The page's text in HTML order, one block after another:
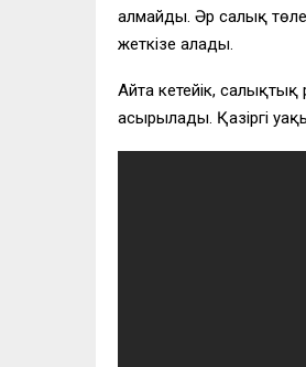
алмайды. Әр салық
жеткізе алады.
Айта кетейік,
асырылады. Қазіргі